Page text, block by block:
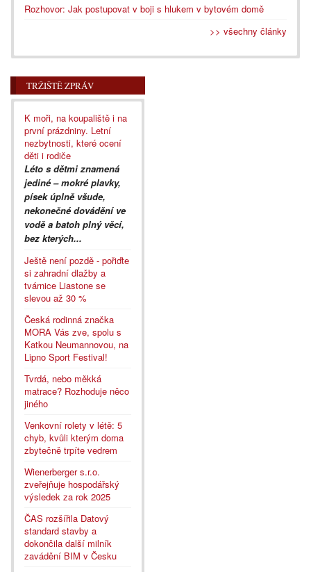
Rozhovor: Jak postupovat v boji s hlukem v bytovém domě
>> všechny články
TRŽIŠTĚ ZPRÁV
K moři, na koupaliště i na
první prázdniny. Letní
nezbytnosti, které ocení
děti i rodiče
Léto s dětmi znamená
jediné – mokré plavky,
písek úplně všude,
nekonečné dovádění ve
vodě a batoh plný věcí,
bez kterých...
Ještě není pozdě - pořiďte
si zahradní dlažby a
tvárnice Liastone se
slevou až 30 %
Česká rodinná značka
MORA Vás zve, spolu s
Katkou Neumannovou, na
Lipno Sport Festival!
Tvrdá, nebo měkká
matrace? Rozhoduje něco
jiného
Venkovní rolety v létě: 5
chyb, kvůli kterým doma
zbytečně trpíte vedrem
Wienerberger s.r.o.
zveřejňuje hospodářský
výsledek za rok 2025
ČAS rozšířila Datový
standard stavby a
dokončila další milník
zavádění BIM v Česku